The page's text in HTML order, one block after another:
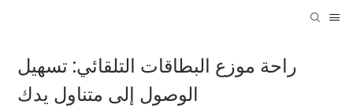
راحة موزع البطاقات التلقائي: تسهيل
الوصول إلى متناول يدك